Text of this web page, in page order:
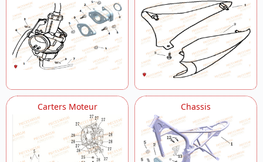
Selle
Soupapes
Systeme De Frein
Systeme Electrique
Transmission
Trousse A Outils
Vilebrequin
Carters Moteur Chassis